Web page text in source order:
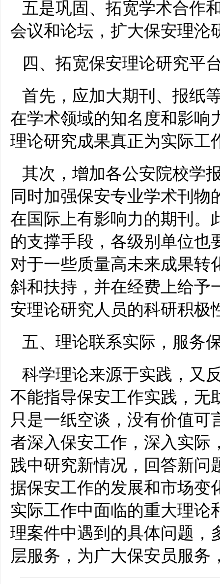
五是巩固、拓宽学术合作
会议和论坛，扩大保安理沦
四、拓宽保安理论研究平
首先，应加大期刊、报纸
在学术领域的知名度和影响
理论研究成果真正为实际工
其次，增加各公安院校学
同时加强保安专业学术刊
在国际上有影响力的期刊。
的支撑手段，各级别单位也
对于一些质量高未来成果转
斜和扶持，并在经费上给予
安理论研究人员的科研积极
五、理论联系实际，服务
科学理论来源于实践，又
不能指导保安工作实践，无
只是一纸空谈，没有价值
者深入保安工作，深入实际
践中研究新情况，回答新问
据保安工作的发展和市场变
实际工作中面临的重大理论
理案件中遇到的具体问题，
层服务，为广大保安员服务